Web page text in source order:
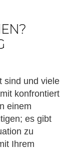
sind und viele
konfrontiert
einem
es gibt
zu
Ihrem